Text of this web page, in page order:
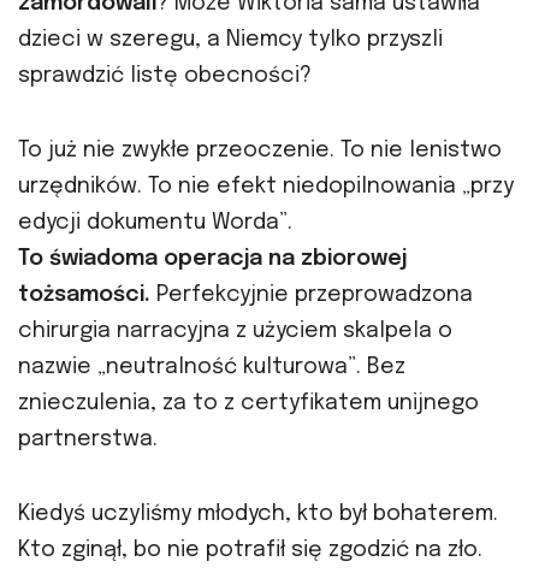
dzieci w szeregu, a Niemcy tylko przyszli
sprawdzić listę obecności?
To już nie zwykłe przeoczenie. To nie lenistwo
urzędników. To nie efekt niedopilnowania „przy
edycji dokumentu Worda”.
To świadoma operacja na zbiorowej
tożsamości. Perfekcyjnie przeprowadzona
chirurgia narracyjna z użyciem skalpela o
nazwie „neutralność kulturowa”. Bez
znieczulenia, za to z certyfikatem unijnego
partnerstwa.
Kiedyś uczyliśmy młodych, kto był bohaterem.
Kto zginął, bo nie potrafił się zgodzić na zło.